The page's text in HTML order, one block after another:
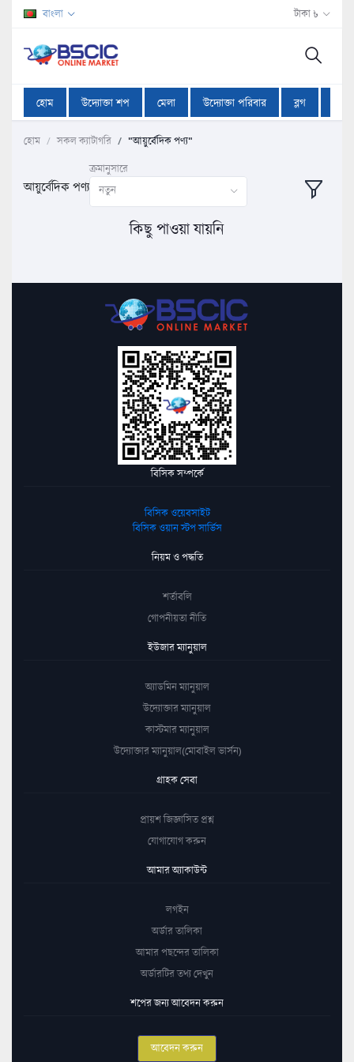
বাংলা টাকা ৳
হোম উদ্যোক্তা শপ মেলা উদ্যোক্তা পরিবার ব্লগ
হোম সকল ক্যাটাগরি "আয়ুর্বেদিক পণ্য"
আয়ুর্বেদিক পণ্য
ক্রমানুসারে
নতুন
কিছু পাওয়া যায়নি
বিসিক সম্পর্কে
বিসিক ওয়েবসাইট
বিসিক ওয়ান স্টপ সার্ভিস
নিয়ম ও পদ্ধতি
শর্তাবলি
গোপনীয়তা নীতি
ইউজার ম্যানুয়াল
অ্যাডমিন ম্যানুয়াল
উদ্যোক্তার ম্যানুয়াল
কাস্টমার ম্যানুয়াল
উদ্যোক্তার ম্যানুয়াল(মোবাইল ভার্সন)
গ্রাহক সেবা
প্রায়শ জিজ্ঞাসিত প্রশ্ন
যোগাযোগ করুন
আমার অ্যাকাউন্ট
লগইন
অর্ডার তালিকা
আমার পছন্দের তালিকা
অর্ডারটির তথ্য দেখুন
শপের জন্য আবেদন করুন
আবেদন করুন